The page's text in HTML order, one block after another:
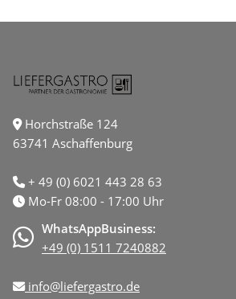
Horchstraße 124
63741 Aschaffenburg
+ 49 (0) 6021 443 28 63
Mo-Fr 08:00 - 17:00 Uhr
WhatsAppBusiness:
+49 (0) 1511 7240882
info@liefergastro.de